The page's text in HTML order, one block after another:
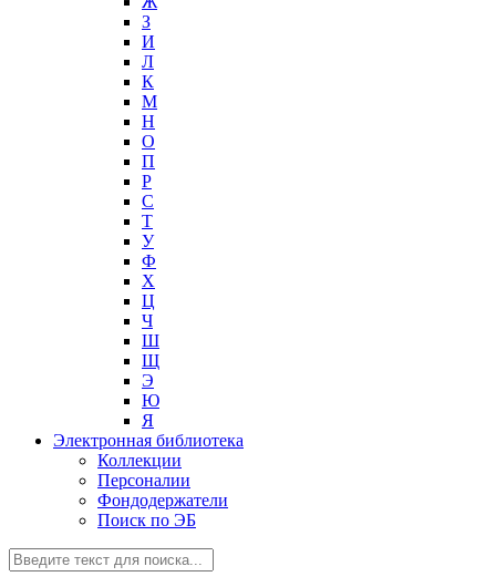
З
И
Л
К
М
Н
О
П
Р
С
Т
У
Ф
Х
Ц
Ч
Ш
Щ
Э
Ю
Я
Электронная библиотека
Коллекции
Персоналии
Фондодержатели
Поиск по ЭБ